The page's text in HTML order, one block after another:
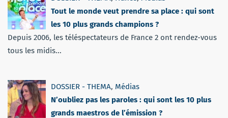
Tout le monde veut prendre sa place : qui sont
les 10 plus grands champions ?
Depuis 2006, les téléspectateurs de France 2 ont rendez-vous
tous les midis...
DOSSIER - THEMA, Médias
N’oubliez pas les paroles : qui sont les 10 plus
grands maestros de l’émission ?